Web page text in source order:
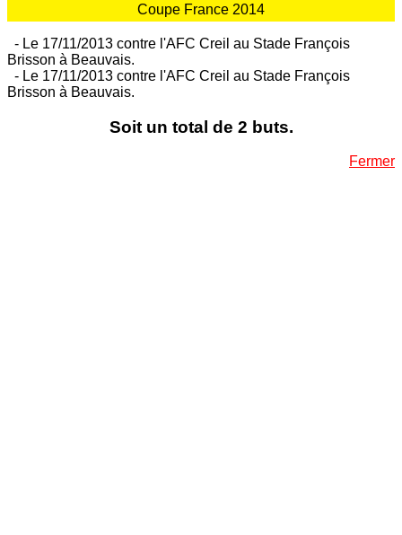
Coupe France 2014
- Le 17/11/2013 contre l'AFC Creil au Stade François
Brisson à Beauvais.
- Le 17/11/2013 contre l'AFC Creil au Stade François
Brisson à Beauvais.
Soit un total de 2 buts.
Fermer